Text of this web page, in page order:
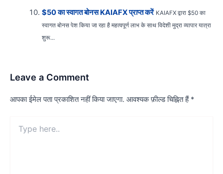
$50 का स्वागत बोनस KAIAFX प्राप्त करें KAIAFX द्वारा $50 का
स्वागत बोनस पेश किया जा रहा है महत्वपूर्ण लाभ के साथ विदेशी मुद्रा व्यापार यात्रा
शुरू...
Leave a Comment
आपका ईमेल पता प्रकाशित नहीं किया जाएगा. आवश्यक फ़ील्ड चिह्नित हैं *
here..